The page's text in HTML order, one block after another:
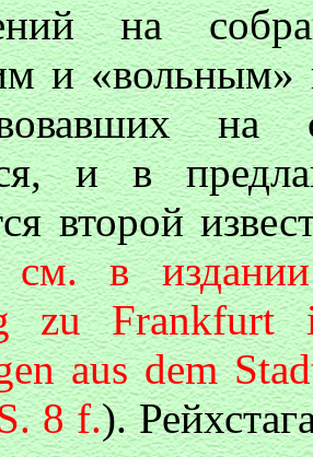
на
и «вольным»
на
и в
второй
см.в издании
zu
aus dem
8 f.).